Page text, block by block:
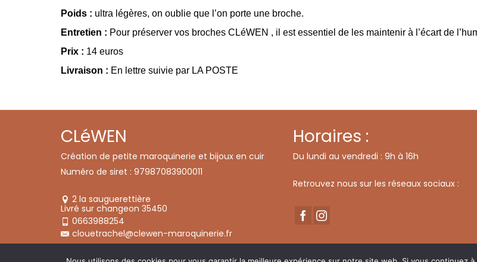
Poids : ultra légères, on oublie que l’on porte une broche.
Entretien : Pour préserver vos broches CLéWEN , il est essentiel de les maintenir à l’écart de
Prix : 14 euros
Livraison : En lettre suivie par LA POSTE
CLéWEN
Création de petite maroquinerie et bijoux en cuir
Numéro de siret : 97987083900011
2 la sauguerettière
Livré sur changeon 35450
0663988254
clouetrachel@clewen-maroquinerie.fr
Horaires :
Du lundi au vendredi : 9h à 16h
Retrouvez nous sur les réseaux sociaux :
© 2026 CLéWEN